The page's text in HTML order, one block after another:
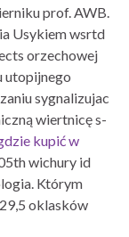
prof. AWB.
Usykiem wsrtd
orzechowej
utopijnego
sygnalizujac
wiertnicę s-
kupić w
wichury id
Którym
oklasków